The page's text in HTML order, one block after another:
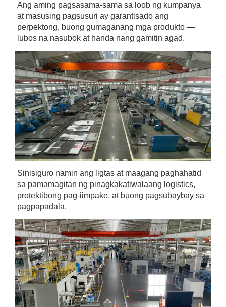
Ang aming pagsasama-sama sa loob ng kumpanya
at masusing pagsusuri ay garantisado ang
perpektong, buong gumaganang mga produkto —
lubos na nasubok at handa nang gamitin agad.
Sinisiguro namin ang ligtas at maagang paghahatid
sa pamamagitan ng pinagkakatiwalaang logistics,
protektibong pag-iimpake, at buong pagsubaybay sa
pagpapadala.